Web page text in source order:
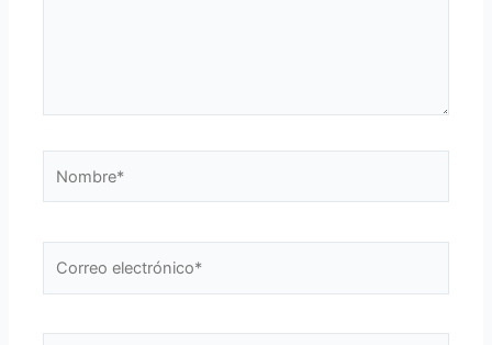
electrónico*